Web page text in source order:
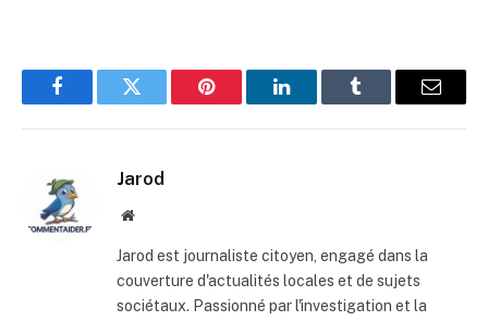
FacebookTwitter Pinterest LinkedInTumblr
E-
Jarod
Site
Jarod est journaliste citoyen, engagé dans la
couverture d'actualités locales et de sujets
sociétaux. Passionné par l'investigation et la